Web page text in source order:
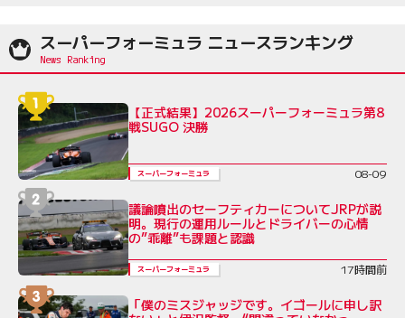
スーパーフォーミュラ ニュースランキング
【正式結果】2026スーパーフォーミュラ第8
戦SUGO 決勝
スーパーフォーミュラ 08-09
議論噴出のセーフティカーについてJRPが説
明。現行の運用ルールとドライバーの心情
の”乖離”も課題と認識
スーパーフォーミュラ 17時間前
「僕のミスジャッジです。イゴールに申し訳